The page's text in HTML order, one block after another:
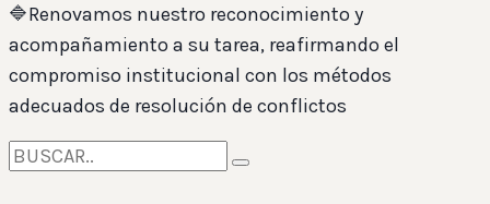
🔷Renovamos nuestro reconocimiento y
acompañamiento a su tarea, reafirmando el
compromiso institucional con los métodos
adecuados de resolución de conflictos